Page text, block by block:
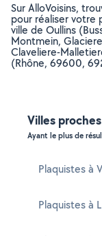
Sur AlloVoisins,
pour réaliser votre
ville de Oullins
Montmein,
Claveliere-
(Rhône, 69600,
Villes proches
Ayant le plus de
Plaquistes à
Plaquistes à